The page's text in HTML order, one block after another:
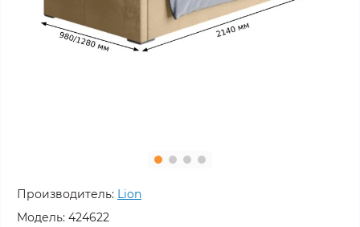
Производитель: Lion
Модель: 424622